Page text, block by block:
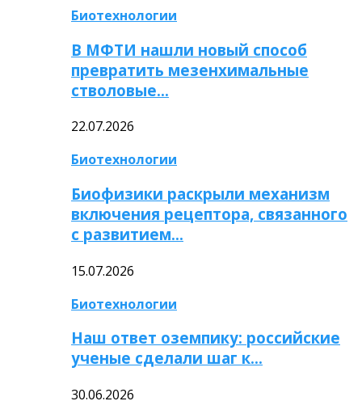
Биотехнологии
В МФТИ нашли новый способ
превратить мезенхимальные
стволовые…
22.07.2026
Биотехнологии
Биофизики раскрыли механизм
включения рецептора, связанного
с развитием…
15.07.2026
Биотехнологии
Наш ответ оземпику: российские
ученые сделали шаг к…
30.06.2026